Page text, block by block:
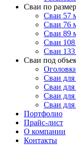
Сваи по
Сваи 57
Сваи 76
Сваи 89
Сваи
Сваи
Сваи под
Сваи для
Сваи для
Сваи для
Сваи для
Портфолио
Прайс-лист
О компании
Контакты